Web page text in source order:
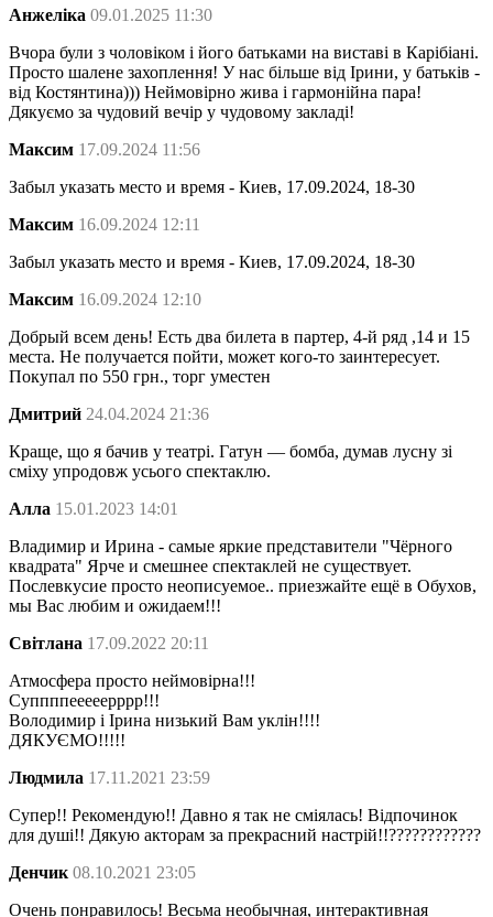
Анжеліка 09.01.2025 11:30
Вчора були з чоловіком і його батьками на виставі в Карібіані.
Просто шалене захоплення! У нас більше від Ірини, у батьків -
від Костянтина))) Неймовірно жива і гармонійна пара!
Дякуємо за чудовий вечір у чудовому закладі!
Максим 17.09.2024 11:56
Забыл указать место и время - Киев, 17.09.2024, 18-30
Максим 16.09.2024 12:11
Забыл указать место и время - Киев, 17.09.2024, 18-30
Максим 16.09.2024 12:10
Добрый всем день! Есть два билета в партер, 4-й ряд ,14 и 15
места. Не получается пойти, может кого-то заинтересует.
Покупал по 550 грн., торг уместен
Дмитрий 24.04.2024 21:36
Краще, що я бачив у театрі. Гатун — бомба, думав лусну зі
сміху упродовж усього спектаклю.
Алла 15.01.2023 14:01
Владимир и Ирина - самые яркие представители "Чёрного
квадрата" Ярче и смешнее спектаклей не существует.
Послевкусие просто неописуемое.. приезжайте ещё в Обухов,
мы Вас любим и ожидаем!!!
Світлана 17.09.2022 20:11
Атмосфера просто неймовірна!!!
Суппппееееерррр!!!
Володимир і Ірина низький Вам уклін!!!!
ДЯКУЄМО!!!!!
Людмила 17.11.2021 23:59
Супер!! Рекомендую!! Давно я так не сміялась! Відпочинок
для душі!! Дякую акторам за прекрасний настрій!!????????????
Денчик 08.10.2021 23:05
Очень понравилось! Весьма необычная, интерактивная